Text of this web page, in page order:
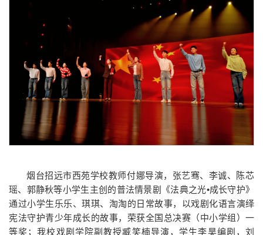
烟台招远市西苑学校教师付娜导演，张艺骞、李诚、陈芯
瑶、郭静秋等小学生主创的普法情景剧《法典之光•成长守护》
通过小学生乐乐、琪琪、淘淘的日常故事，以戏剧化语言演绎
宪法守护青少年成长的故事，荣获全国总决赛（中小学组 ） 一
等奖；我校戏剧学院副教授臧笑楠导演，学生李昊编剧，刘